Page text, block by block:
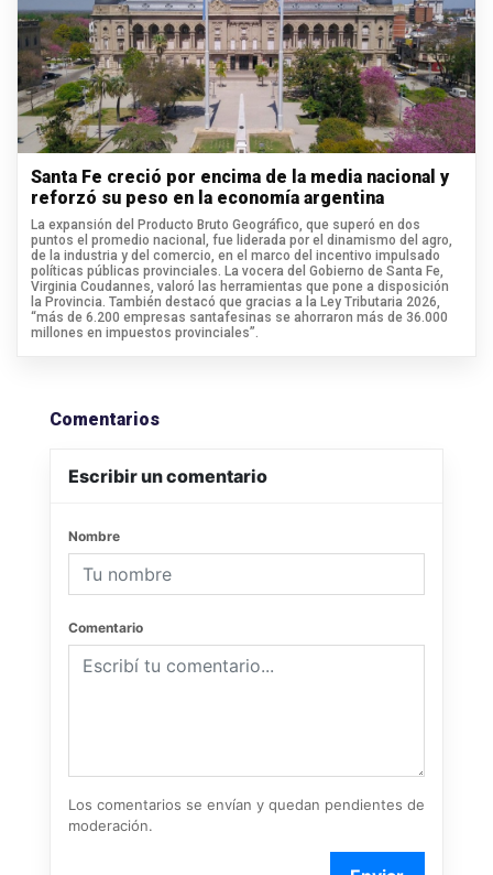
Santa Fe creció por encima de la media nacional y
reforzó su peso en la economía argentina
La expansión del Producto Bruto Geográfico, que superó en dos
puntos el promedio nacional, fue liderada por el dinamismo del agro,
de la industria y del comercio, en el marco del incentivo impulsado
políticas públicas provinciales. La vocera del Gobierno de Santa Fe,
Virginia Coudannes, valoró las herramientas que pone a disposición
la Provincia. También destacó que gracias a la Ley Tributaria 2026,
“más de 6.200 empresas santafesinas se ahorraron más de 36.000
millones en impuestos provinciales”.
Comentarios
Escribir un comentario
Nombre
Comentario
Los comentarios se envían y quedan pendientes de
moderación.